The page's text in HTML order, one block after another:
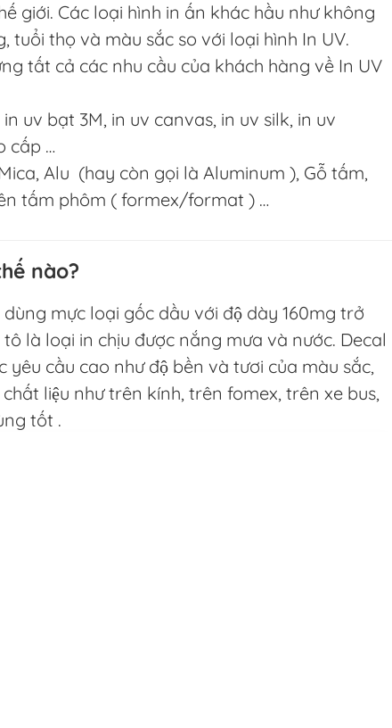
giới. Các loại hình in ấn khác hầu như không
tuổi thọ và màu sắc so với loại hình In UV.
tất cả các nhu cầu của khách hàng về In UV
uv bạt 3M, in uv canvas, in uv silk, in uv
cấp …
Alu (hay còn gọi là Aluminum ), Gỗ tấm,
tấm phôm ( formex/format ) …
nào?
dùng mực loại gốc dầu với độ dày 160mg trở
là loại in chịu được nắng mưa và nước. Decal
yêu cầu cao như độ bền và tươi của màu sắc,
liệu như trên kính, trên fomex, trên xe bus,
tốt .